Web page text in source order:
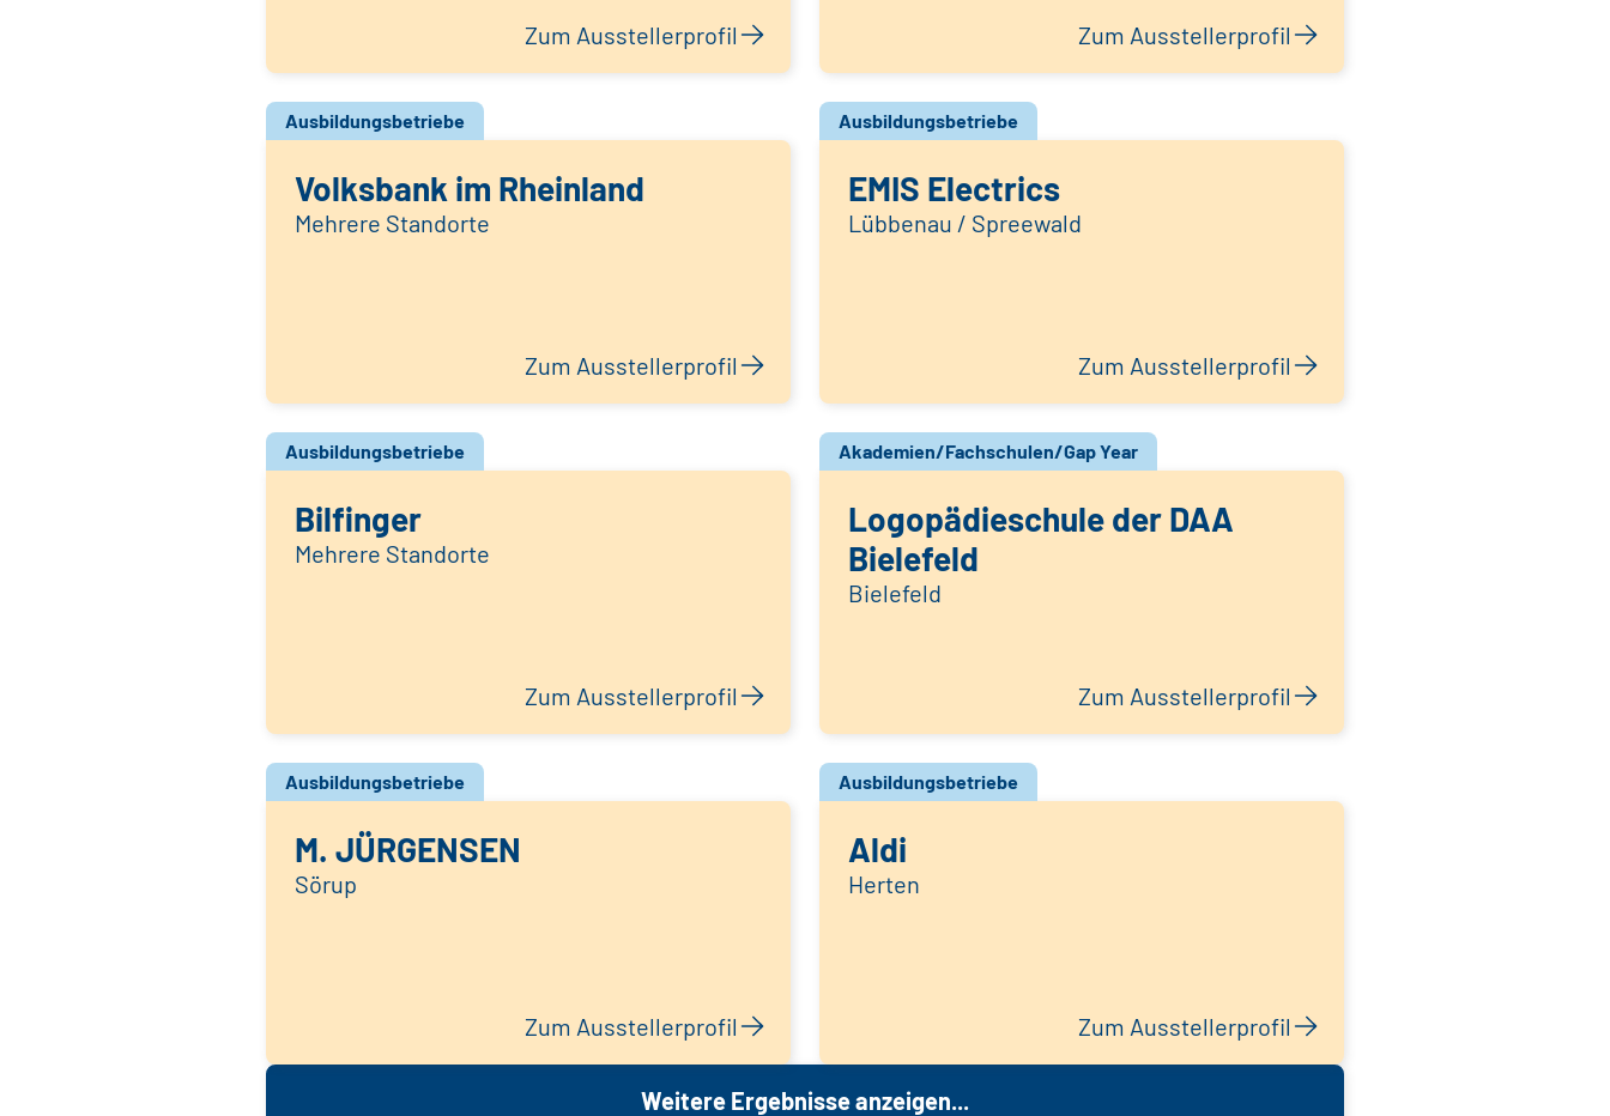
Zum Ausstellerprofil Zum Ausstellerprofil
Ausbildungsbetriebe
Volksbank im Rheinland
Mehrere Standorte
Zum Ausstellerprofil
Ausbildungsbetriebe
EMIS Electrics
Lübbenau / Spreewald
Zum Ausstellerprofil
Ausbildungsbetriebe
Bilfinger
Mehrere Standorte
Zum Ausstellerprofil
Akademien/Fachschulen/Gap Year
Logopädieschule der DAA
Bielefeld
Bielefeld
Zum Ausstellerprofil
Ausbildungsbetriebe
M. JÜRGENSEN
Sörup
Zum Ausstellerprofil
Ausbildungsbetriebe
Aldi
Herten
Zum Ausstellerprofil
Weitere Ergebnisse anzeigen...